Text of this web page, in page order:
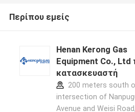
Περίπου εμείς
Henan Kerong Gas
Equipment Co., Ltd
κατασκευαστή
200 meters south
intersection of
Avenue and Weisi Road,